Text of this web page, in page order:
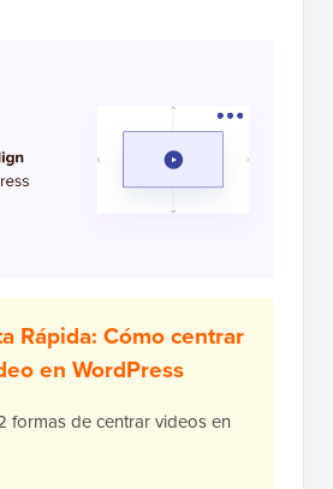
Rápida: Cómo centrar
en WordPress
formas de centrar videos en